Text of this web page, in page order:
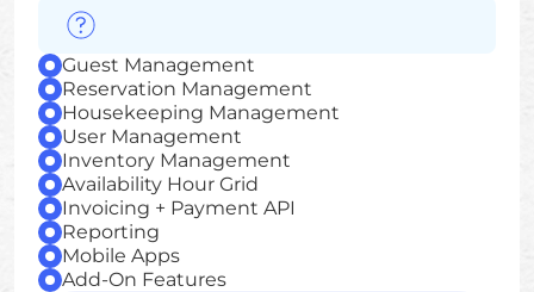
Guest Management
Reservation Management
Housekeeping Management
User Management
Inventory Management
Availability Hour Grid
Invoicing + Payment API
Reporting
Mobile Apps
Add-On Features